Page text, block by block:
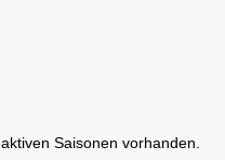
Saisonen vorhanden.